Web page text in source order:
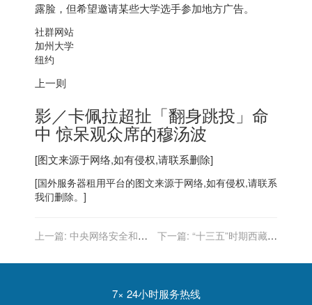
露脸，但希望邀请某些大学选手参加地方广告。
社群网站
加州大学
纽约
上一则
影／卡佩拉超扯「翻身跳投」命
中 惊呆观众席的穆汤波
[图文来源于网络,如有侵权,请联系删除]
[国外服务器租用平台的图文来源于网络,如有侵权,请联系
我们删除。]
上一篇: 中央网络安全和信
《关于加强国家网络安全标
下一篇: “十三五”时期西藏自
设施建设 提升互联网与经济
7× 24小时服务热线